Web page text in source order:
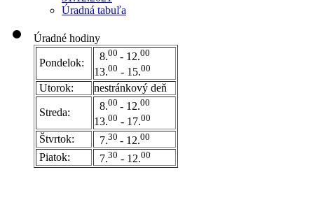
Úradná tabuľa
Úradné hodiny
Pondelok:
8.00 - 12.00
13.00 - 15.00
Utorok: nestránkový deň
Streda:
8.00 - 12.00
13.00 - 17.00
Štvrtok: 7.30 - 12.00
Piatok: 7.30 - 12.00